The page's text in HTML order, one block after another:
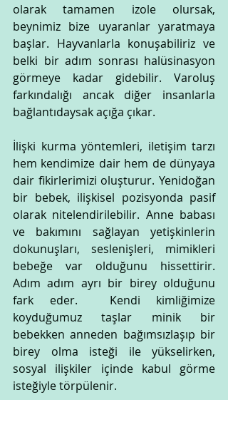
olarak tamamen izole olursak,
beynimiz bize uyaranlar yaratmaya
başlar. Hayvanlarla konuşabiliriz ve
belki bir adım sonrası halüsinasyon
görmeye kadar gidebilir. Varoluş
farkındalığı ancak diğer insanlarla
bağlantıdaysak açığa çıkar.
İlişki kurma yöntemleri, iletişim tarzı
hem kendimize dair hem de dünyaya
dair fikirlerimizi oluşturur. Yenidoğan
bir bebek, ilişkisel pozisyonda pasif
olarak nitelendirilebilir. Anne babası
ve bakımını sağlayan yetişkinlerin
dokunuşları, seslenişleri, mimikleri
bebeğe var olduğunu hissettirir.
Adım adım ayrı bir birey olduğunu
fark eder.  Kendi kimliğimize
koyduğumuz taşlar minik bir
bebekken anneden bağımsızlaşıp bir
birey olma isteği ile yükselirken,
sosyal ilişkiler içinde kabul görme
isteğiyle törpülenir.